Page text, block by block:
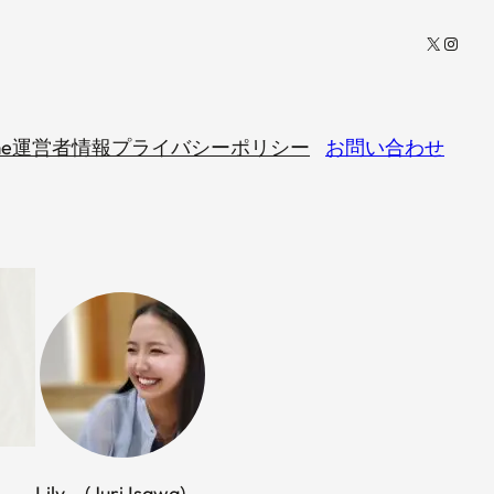
X
運営者情報プライバシーポリシー お問い合わせ